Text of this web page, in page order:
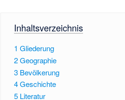
Inhaltsverzeichnis
1 Gliederung
2Geographie
3 Bevölkerung
4Geschichte
5 Literatur